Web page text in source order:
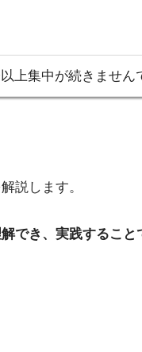
上集中が続きません
説します。
でき、実践すること